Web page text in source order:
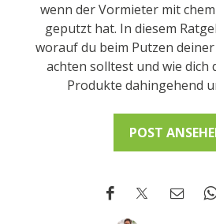
wenn der Vormieter mit
geputzt hat. In diesem
worauf du beim Putzen
achten solltest und wie dich
Produkte dahingehend
POST